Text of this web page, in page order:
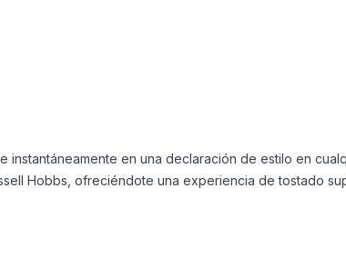
en una declaración de estilo en
Hobbs, ofreciéndote una experiencia de tostado